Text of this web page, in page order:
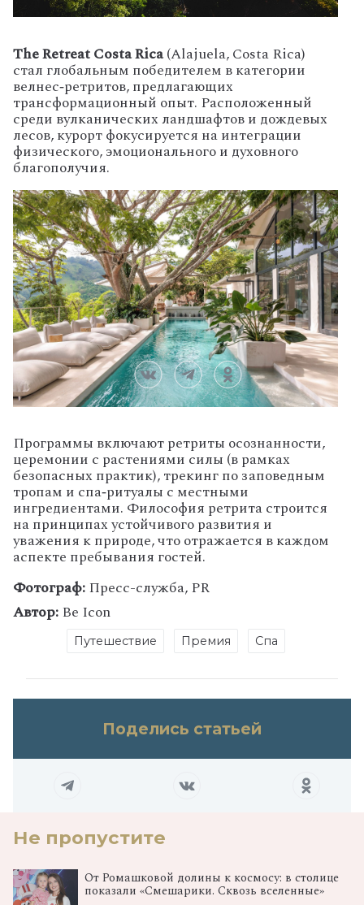
The Retreat Costa Rica(Alajuela, Costa Rica)
стал глобальным победителем в категории
велнес‑ретритов, предлагающих
трансформационный опыт. Расположенный
среди вулканических ландшафтов и дождевых
лесов, курорт фокусируется на интеграции
физического, эмоционального и духовного
благополучия.
Программы включают ретриты осознанности,
церемонии с растениями силы (в рамках
безопасных практик), трекинг по заповедным
тропам и спа‑ритуалы с местными
ингредиентами. Философия ретрита строится
на принципах устойчивого развития и
уважения к природе, что отражается в каждом
аспекте пребывания гостей.
Фотограф:Пресс-служба, PR
Автор:Be Icon
Путешествие Премия Спа
Поделись статьей
Не пропустите
От Ромашковой долины к космосу: в столице
показали «Смешарики. Сквозь вселенные»